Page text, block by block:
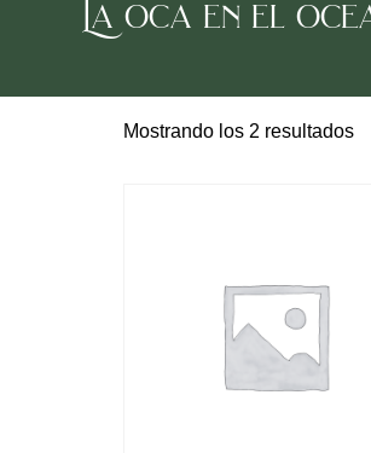
La oca en el
Inicio / Cosas Frikis
Mostrando los 2 resultados